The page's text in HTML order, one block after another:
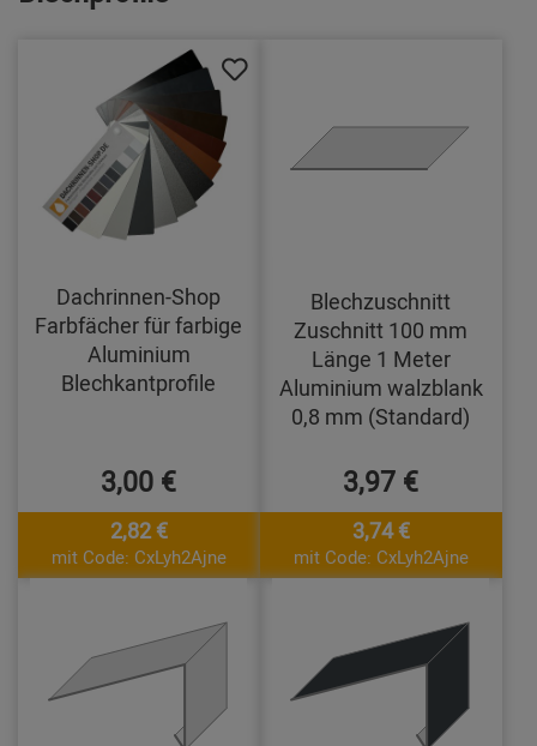
Dachrinnen-Shop
Farbfächer für farbige
Aluminium
Blechkantprofile
3,00 €
2,82 €
mit Code: CxLyh2Ajne
Blechzuschnitt
Zuschnitt 100 mm
Länge 1 Meter
Aluminium walzblank
0,8 mm (Standard)
3,97 €
3,74 €
mit Code: CxLyh2Ajne